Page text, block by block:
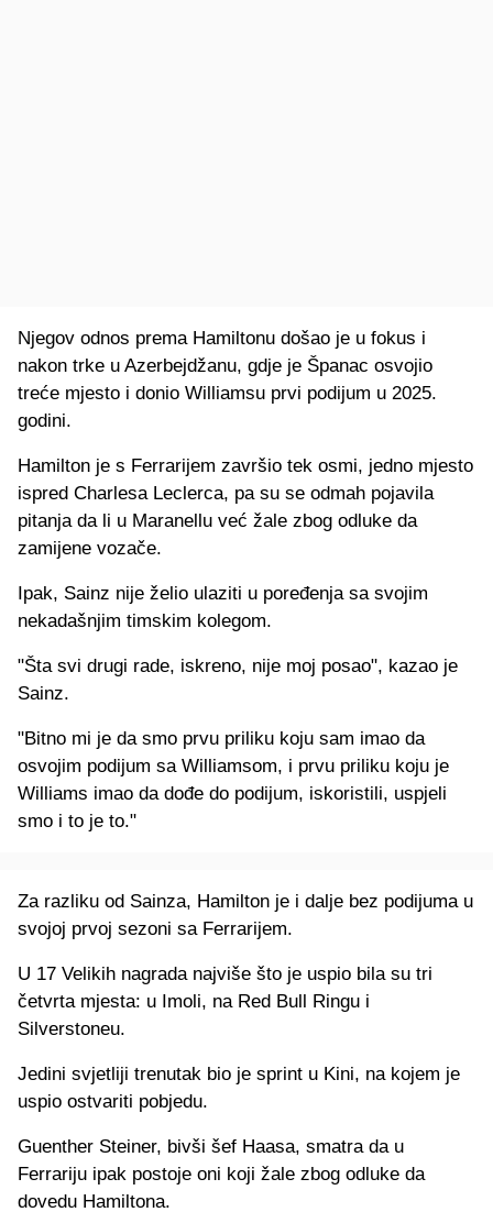
Njegov odnos prema Hamiltonu došao je u fokus i
nakon trke u Azerbejdžanu, gdje je Španac osvojio
treće mjesto i donio Williamsu prvi podijum u 2025.
godini.
Hamilton je s Ferrarijem završio tek osmi, jedno mjesto
ispred Charlesa Leclerca, pa su se odmah pojavila
pitanja da li u Maranellu već žale zbog odluke da
zamijene vozače.
Ipak, Sainz nije želio ulaziti u poređenja sa svojim
nekadašnjim timskim kolegom.
"Šta svi drugi rade, iskreno, nije moj posao", kazao je
Sainz.
"Bitno mi je da smo prvu priliku koju sam imao da
osvojim podijum sa Williamsom, i prvu priliku koju je
Williams imao da dođe do podijum, iskoristili, uspjeli
smo i to je to."
Za razliku od Sainza, Hamilton je i dalje bez podijuma u
svojoj prvoj sezoni sa Ferrarijem.
U 17 Velikih nagrada najviše što je uspio bila su tri
četvrta mjesta: u Imoli, na Red Bull Ringu i
Silverstoneu.
Jedini svjetliji trenutak bio je sprint u Kini, na kojem je
uspio ostvariti pobjedu.
Guenther Steiner, bivši šef Haasa, smatra da u
Ferrariju ipak postoje oni koji žale zbog odluke da
dovedu Hamiltona.